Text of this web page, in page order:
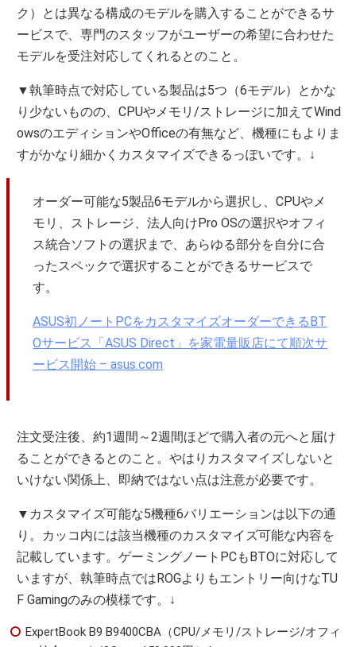
ク）とは異なる構成のモデルを購入することができるサ
ービスで、専門のスタッフがユーザーの希望に合わせた
モデルを受注対応してくれるとのこと。
▼執筆時点で対応している製品は5つ（6モデル）とかな
り少ないものの、CPUやメモリ/ストレージに加えてWind
owsのエディションやOfficeの有無など、機種にもよりま
すがかなり細かくカスタマイズできるっぽいです。↓
オーダー可能な5製品6モデルから選択し、CPUやメ
モリ、ストレージ、法人向けPro OSの選択やオフィ
ス統合ソフトの選択まで、あらゆる部分を自分に合
ったスペックで選択することができるサービスで
す。
ASUS初ノートPCをカスタマイズオーダーできるBT
Oサービス「ASUS Direct」を家電量販店にて順次サ
ービス開始 – asus.com
注文受注後、約1週間～2週間ほどで購入者の元へと届け
ることができるとのこと。やはりカスタマイズしないと
いけない関係上、即納ではない点は注意が必要です。
▼カスタマイズ可能な5機種6バリエーションは以下の通
り。カッコ内には該当機種のカスタマイズ可能な内容を
記載しています。ゲーミングノートPCもBTOに対応して
いますが、執筆時点ではROGよりもエントリー向けなTU
F Gamingのみの模様です。↓
ExpertBook B9 B9400CBA（CPU/メモリ/ストレージ/オフィ